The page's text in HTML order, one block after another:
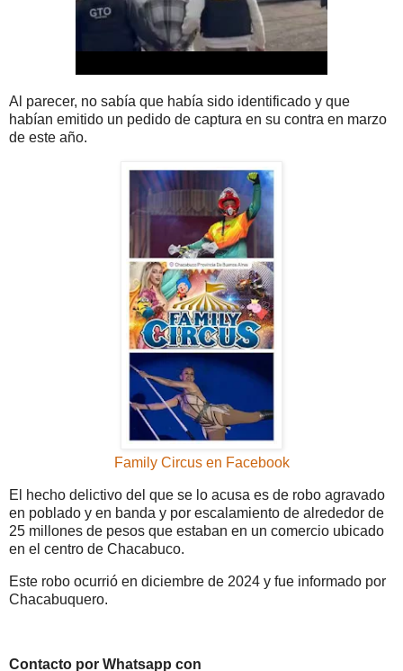
Al parecer, no sabía que había sido identificado y que
habían emitido un pedido de captura en su contra en marzo
de este año.
Family Circus en Facebook
El hecho delictivo del que se lo acusa es de robo agravado
en poblado y en banda y por escalamiento de alrededor de
25 millones de pesos que estaban en un comercio ubicado
en el centro de Chacabuco.
Este robo ocurrió en diciembre de 2024 y fue informado por
Chacabuquero.
Contacto por Whatsapp con